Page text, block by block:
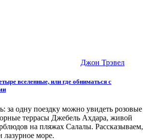
Джон Трэвел
вселенные, или где обниматься с
за одну поездку можно увидеть розовые
террасы Джебель Ахдара, живой
на пляжах Салалы. Рассказываем,
лазурное море.